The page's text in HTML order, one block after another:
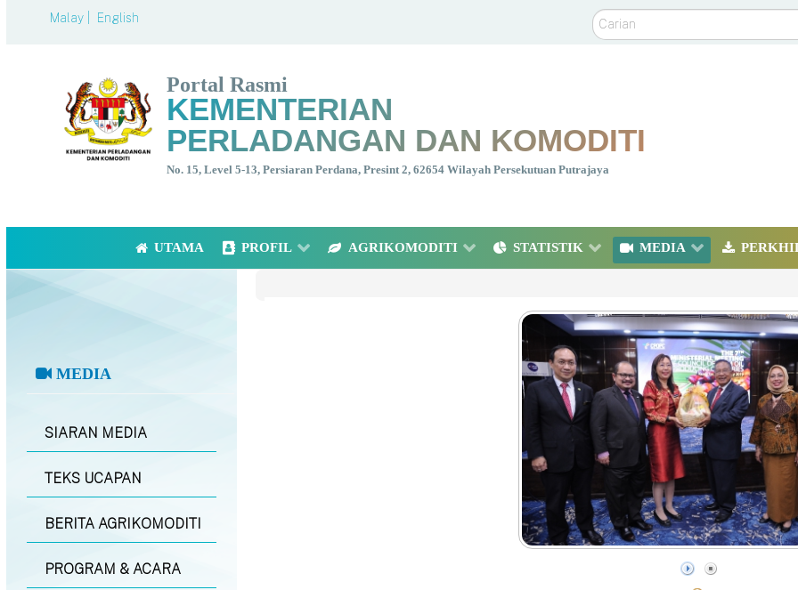
Malay | English Carian
Portal Rasmi
KEMENTERIAN
PERLADANGAN DAN KOMODITI
No. 15, Level 5-13, Persiaran Perdana, Presint 2, 62654 Wilayah Persekutuan Putrajaya
UTAMA PROFIL AGRIKOMODITI STATISTIK MEDIA
MEDIA
SIARAN MEDIA
TEKS UCAPAN
BERITA AGRIKOMODITI
PROGRAM & ACARA